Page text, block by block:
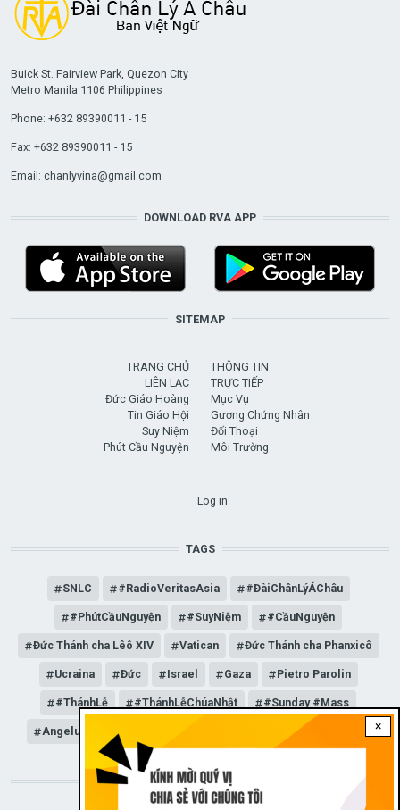
×
Buick St. Fairview Park, Quezon City
Metro Manila 1106 Philippines
Phone: +632 89390011 - 15
Fax: +632 89390011 - 15
Email: chanlyvina@gmail.com
DOWNLOAD RVA APP
SITEMAP
TRANG CHỦ
LIÊN LẠC
Đức Giáo Hoàng
Tin Giáo Hội
Suy Niệm
Phút Cầu Nguyện
THÔNG TIN
TRỰC TIẾP
Mục Vụ
Gương Chứng Nhân
Đối Thoại
Môi Trường
Log in
TAGS
SNLC #RadioVeritasAsia #ĐàiChânLýÁChâu
#PhútCầuNguyện #SuyNiệm #CầuNguyện
Đức Thánh cha Lêô XIV Vatican Đức Thánh cha Phanxicô
Ucraina Đức Israel Gaza Pietro Parolin
#ThánhLễ #ThánhLễChúaNhật #Sunday #Mass
Angelus Đức Giáo hoàng Lêô XIV General Audience
STAY CONNECTED WITH US!